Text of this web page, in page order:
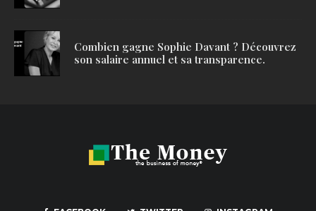
Combien gagne Sophie Davant ? Découvrez
son salaire annuel et sa transparence.